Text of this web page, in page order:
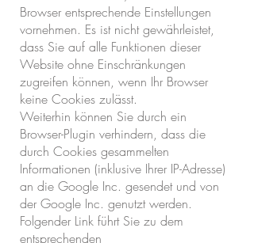
Browser entsprechende Einstellungen
vornehmen. Es ist nicht gewährleistet,
dass Sie auf alle Funktionen dieser
Website ohne Einschränkungen
zugreifen können, wenn Ihr Browser
keine Cookies zulässt.
Weiterhin können Sie durch ein
Browser-Plugin verhindern, dass die
durch Cookies gesammelten
Informationen (inklusive Ihrer IP-Adresse)
an die Google Inc. gesendet und von
der Google Inc. genutzt werden.
Folgender Link führt Sie zu dem
entsprechenden